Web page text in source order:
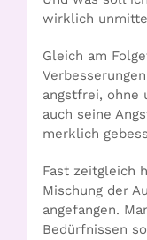
wirklich
Gleich am
angstfrei, ohne
auch seine
merklich
Fast zeitgleich
Mischung der
angefangen.
Bedürfnissen